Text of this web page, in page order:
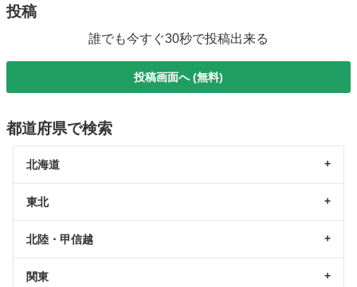
投稿
誰でも今すぐ30秒で投稿出来る
投稿画面へ (無料)
都道府県で検索
北海道
東北
北陸・甲信越
関東